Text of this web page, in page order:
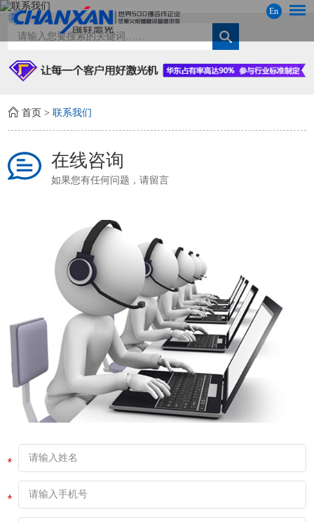
En
首页 >联系我们
在线咨询
如果您有任何问题，请留言